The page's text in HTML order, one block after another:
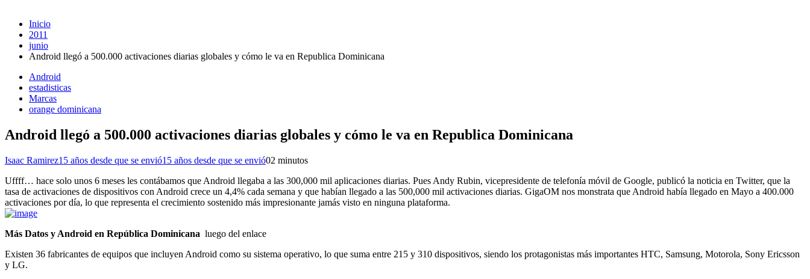
Inicio
2011
junio
Android llegó a 500.000 activaciones diarias globales y cómo le va en Republica Dominicana
Android
estadisticas
Marcas
orange dominicana
Android llegó a 500.000 activaciones diarias globales y cómo le va en Republica Dominicana
Isaac Ramirez15 años desde que se envió15 años desde que se envió02 minutos
Uffff… hace solo unos 6 meses les contábamos que Android llegaba a las 300,000 mil aplicaciones diarias. Pues Andy Rubin, vicepresidente de telefonía móvil de Google, publicó la noticia en Twitter, que la
tasa de activaciones de dispositivos con Android crece un 4,4% cada semana y que habían llegado a las 500,000 mil activaciones diarias. GigaOM nos monstrata que Android había llegado en Mayo a 400.000
activaciones por día, lo que representa el crecimiento sostenido más impresionante jamás visto en ninguna plataforma.
Más Datos y Android en República Dominicana luego del enlace
Existen 36 fabricantes de equipos que incluyen Android como su sistema operativo, lo que suma entre 215 y 310 dispositivos, siendo los protagonistas más importantes HTC, Samsung, Motorola, Sony Ericsson
y LG.